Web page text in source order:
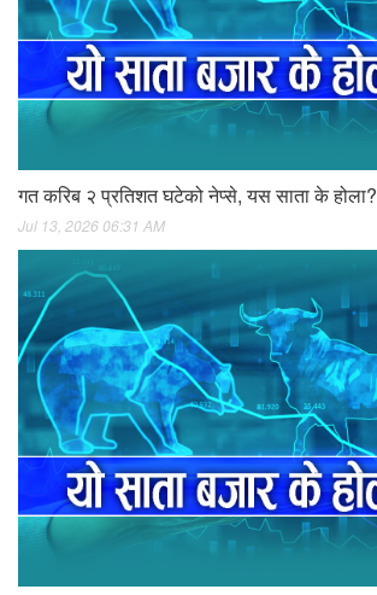
गत करिब २ प्रतिशत घटेको नेप्से, यस साता के होला?
Jul 13, 2026 06:31 AM